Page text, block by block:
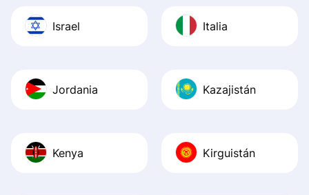
Israel Italia
Jordania Kazajistán
Kenya Kirguistán